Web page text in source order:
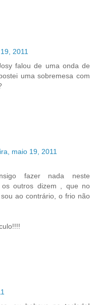
2011
falou de uma onda de
uma sobremesa com
maio 19, 2011
fazer nada neste
os outros dizem , que no
ao contrário, o frio não